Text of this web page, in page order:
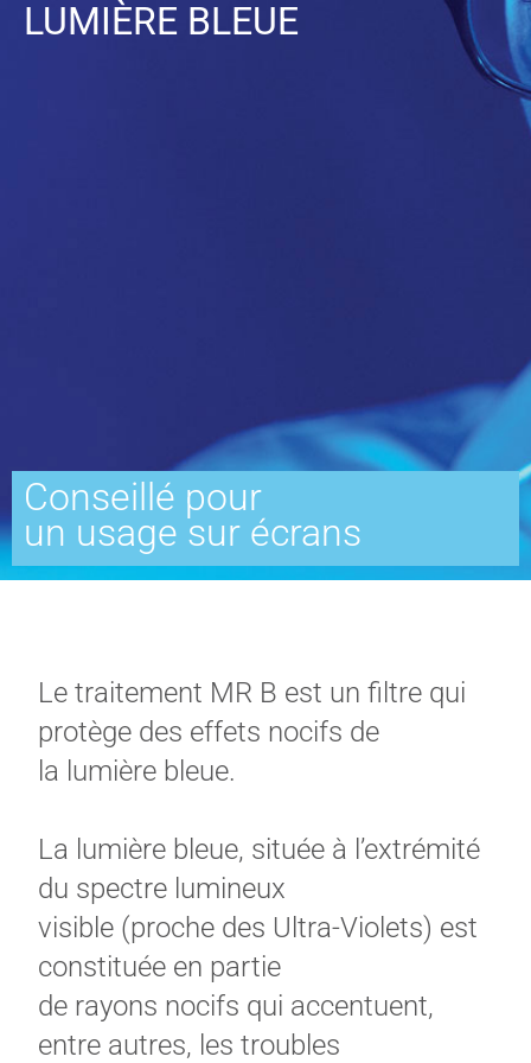
LUMIÈRE BLEUE
Conseillé pour
un usage sur écrans
Le traitement MR B est un filtre qui
protège des effets nocifs de
la lumière bleue.
La lumière bleue, située à l’extrémité
du spectre lumineux
visible (proche des Ultra-Violets) est
constituée en partie
de rayons nocifs qui accentuent,
entre autres, les troubles